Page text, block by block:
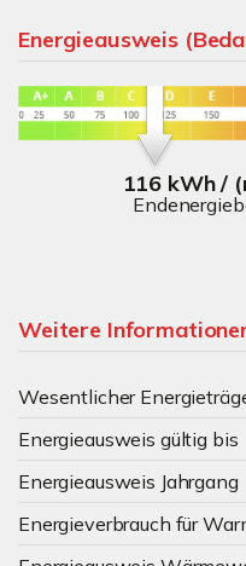
Energieausweis
116 kWh /
Weitere
Wesentlicher
Energieausweis gültig bis
Energieausweis Jahrgang
Energieverbrauch für